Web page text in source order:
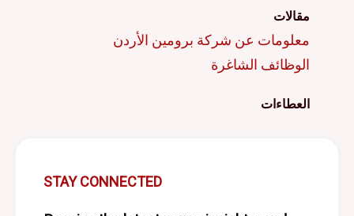
مقالات
معلومات عن شركة برومين الأردن
الوظائف الشاغرة
العطاءات
STAY CONNECTED